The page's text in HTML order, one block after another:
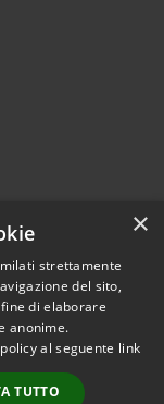
© 2026 • Comune di
• Powered by
•
Accesso
×
strettamente
del sito,
di elaborare
anonime.
al seguente link
TUTTO